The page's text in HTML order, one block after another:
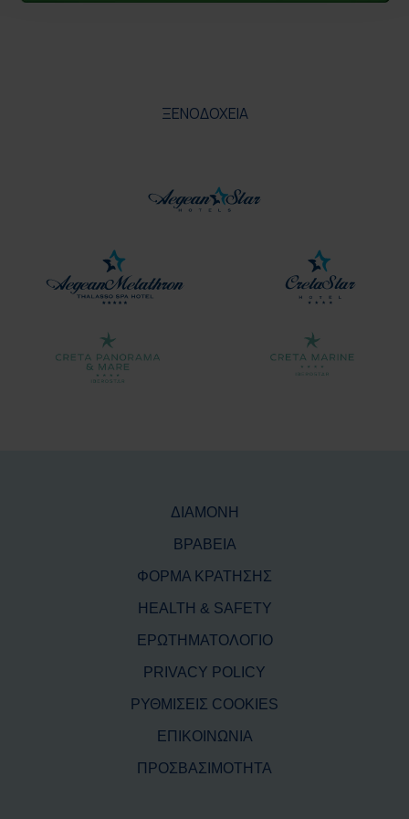
ΞΕΝΟΔΟΧΕΙΑ
ΔΙΑΜΟΝΗ
ΒΡΑΒΕΙΑ
ΦΟΡΜΑ ΚΡΑΤΗΣΗΣ
HEALTH & SAFETY
ΕΡΩΤΗΜΑΤΟΛΟΓΙΟ
PRIVACY POLICY
ΡΥΘΜΙΣΕΙΣ COOKIES
ΕΠΙΚΟΙΝΩΝΙΑ
ΠΡΟΣΒΑΣΙΜΟΤΗΤΑ